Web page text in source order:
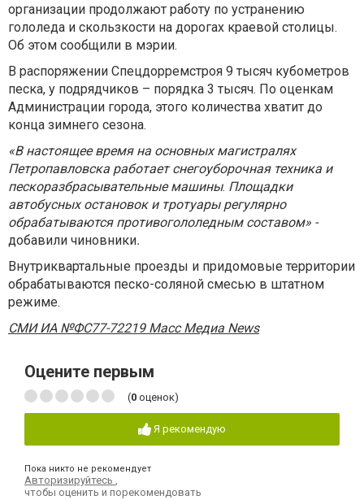
организации продолжают работу по устранению
гололеда и скользкости на дорогах краевой столицы.
Об этом сообщили в мэрии.
В распоряжении Спецдорремстроя 9 тысяч кубометров
песка, у подрядчиков – порядка 3 тысяч. По оценкам
Администрации города, этого количества хватит до
конца зимнего сезона.
«В настоящее время на основных магистралях
Петропавловска работает снегоуборочная техника и
пескоразбрасывательные машины. Площадки
автобусных остановок и тротуары регулярно
обрабатываются противогололедным составом» -
добавили чиновники.
Внутриквартальные проезды и придомовые территории
обрабатываются песко-соляной смесью в штатном
режиме.
СМИ ИА №ФС77-72219 Масс Медиа News
Оцените первым
(0 оценок)
Я рекомендую
Пока никто не рекомендует
Авторизируйтесь ,
чтобы оценить и порекомендовать